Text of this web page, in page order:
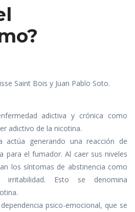
Saint Bois y Juan Pablo Soto.
adictiva y crónica como
adictivo de la nicotina.
actúa generando una reacción de
para el fumador. Al caer sus niveles
los síntomas de abstinencia como
irritabilidad. Esto se denomina
psico-emocional, que se